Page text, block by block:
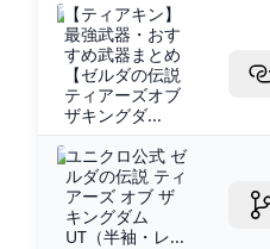
【ティアキン】
最強武器・おす
すめ武器まとめ
【ゼルダの伝説
ティアーズオブ
ザキングダ...
ユニクロ公式 ゼ
ルダの伝説 ティ
アーズ オブ ザ
キングダム
UT（半袖・レ...